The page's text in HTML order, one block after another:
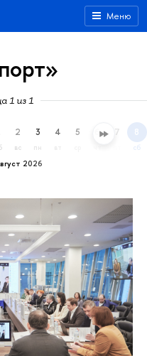
Меню
1 из 1
2026
2
вс
3
пн
4 5 6 7 8
сб